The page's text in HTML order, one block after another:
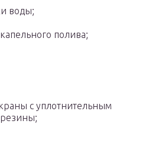
воды;
полива;
с уплотнительным